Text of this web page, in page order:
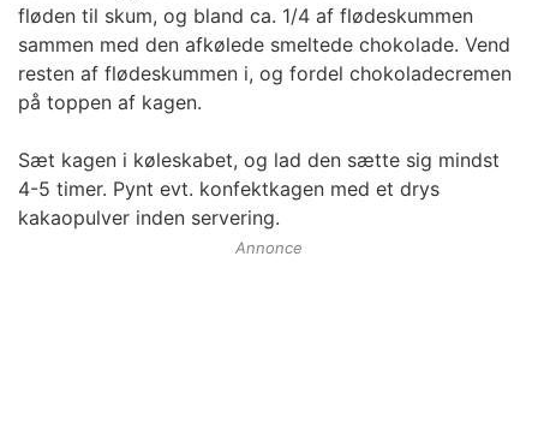
fløden til skum, og bland ca. 1/4 af flødeskummen
sammen med den afkølede smeltede chokolade. Vend
resten af flødeskummen i, og fordel chokoladecremen
på toppen af kagen.
Sæt kagen i køleskabet, og lad den sætte sig mindst
4-5 timer. Pynt evt. konfektkagen med et drys
kakaopulver inden servering.
Annonce